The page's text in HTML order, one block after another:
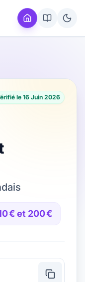
le16 Juin 2026
€ et 200 €